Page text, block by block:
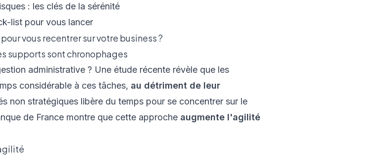
: les clés de la sérénité
list pour vous lancer
vous recentrer sur votre business ?
supports sont chronophages
administrative ? Une étude récente révèle que les
considérable à ces tâches, au détriment de leur
non stratégiques libère du temps pour se concentrer sur le
de France montre que cette approche augmente l'agilité